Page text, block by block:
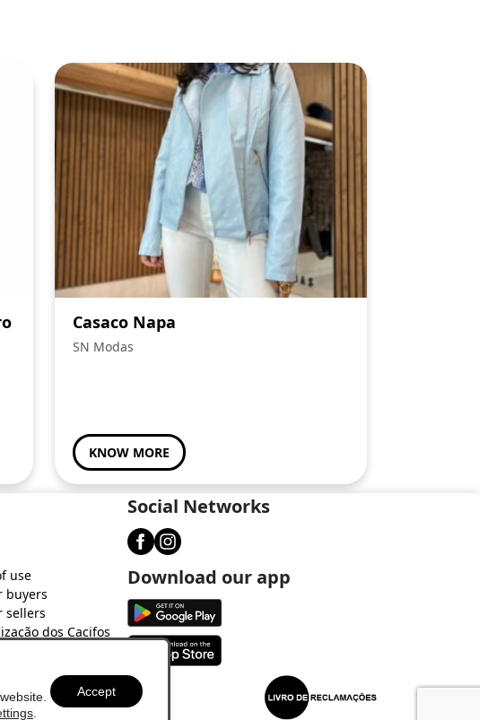
Casaco Napa
SN Modas
KNOW MORE
use
buyers
sellers
dos Cacifos
Social Networks
Download our app
Accept